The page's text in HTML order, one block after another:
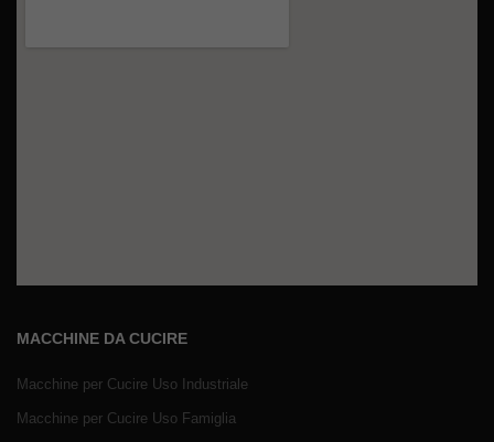
MACCHINE DA CUCIRE
Macchine per Cucire Uso Industriale
Macchine per Cucire Uso Famiglia